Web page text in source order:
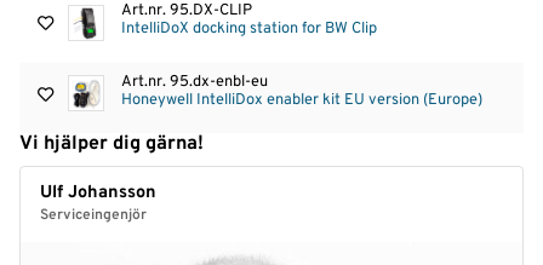
Art.nr.95.DX-CLIP
IntelliDoX docking station for BW Clip
Art.nr.95.dx-enbl-eu
Honeywell IntelliDox enabler kit EU version (Europe)
Vi hjälper dig gärna!
Ulf Johansson
Serviceingenjör